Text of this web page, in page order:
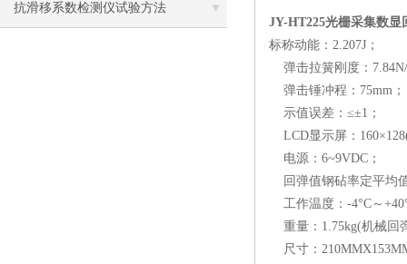
抗滑移系数检测仪试验方法
JY-HT225光栅采集数显
标称动能：2.207J；
弹击拉簧刚度：
弹击锤冲程：75mm；
示值误差：≤±1；
LCD显示屏：
电源：6~9VDC；
回弹值钢砧率定平均
工作温度：-4°C～
重量：1.75kg(机械回
尺寸：